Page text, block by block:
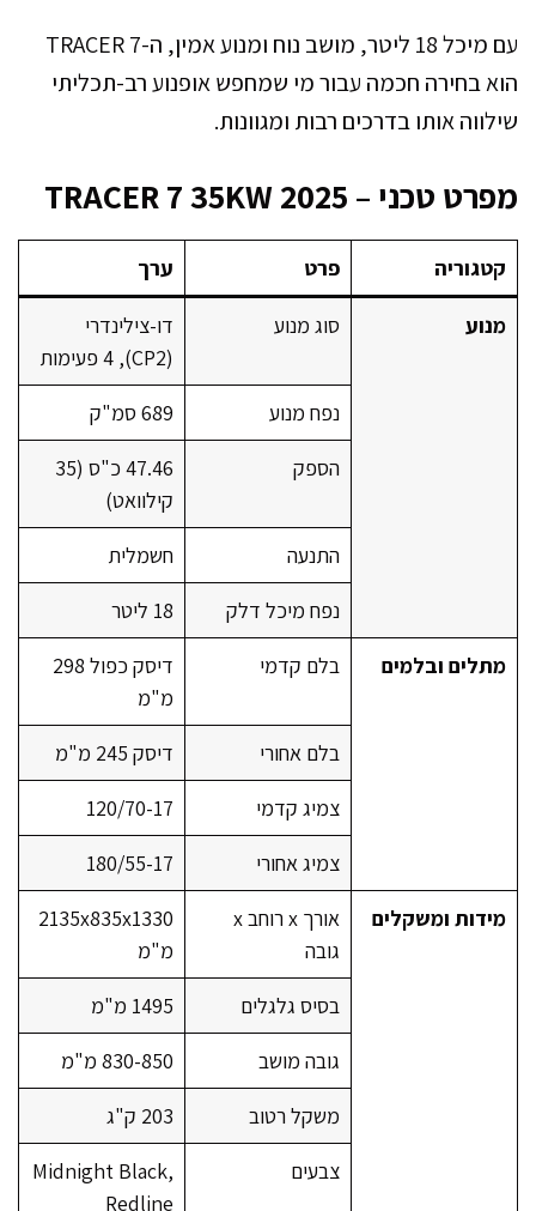
עם מיכל 18 ליטר, מושב נוח ומנוע אמין, ה-TRACER 7
הוא בחירה חכמה עבור מי שמחפש אופנוע רב-תכליתי
שילווה אותו בדרכים רבות ומגוונות.
מפרט טכני – TRACER 7 35KW 2025
קטגוריה פרט ערך
מנוע סוג מנוע
דו-צילינדרי
(CP2), 4 פעימות
נפח מנוע
689 סמ"ק
הספק
47.46 כ"ס (35
קילוואט)
התנעה
חשמלית
נפח מיכל דלק
18 ליטר
מתלים ובלמים
בלם קדמי
דיסק כפול 298
מ"מ
בלם אחורי
דיסק 245 מ"מ
צמיג קדמי
120/70-17
צמיג אחורי
180/55-17
מידות ומשקלים
אורך x רוחב x
גובה
2135x835x1330
מ"מ
בסיס גלגלים
1495 מ"מ
גובה מושב
830-850 מ"מ
משקל רטוב
203 ק"ג
צבעים
Midnight Black,
Redline